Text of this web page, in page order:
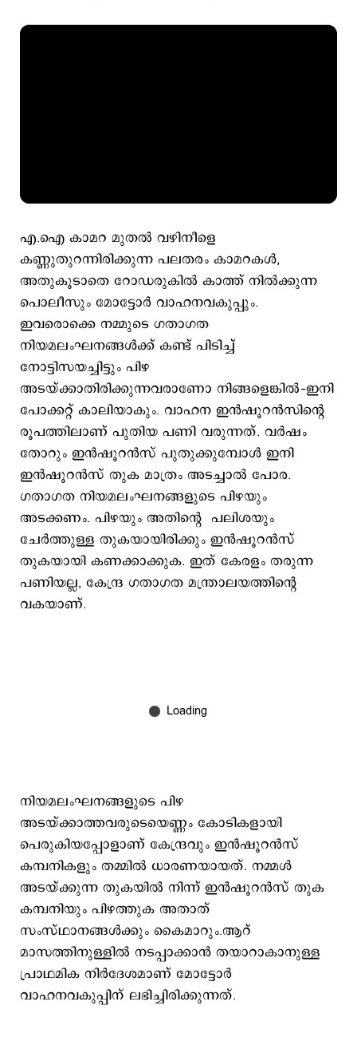
എ.ഐ കാമറ മുതല്‍ വഴിനീളെ
കണ്ണുതുറന്നിരിക്കുന്ന പലതരം കാമറകള്‍,
അതുകൂടാതെ റോഡരുകില്‍ കാത്ത് നില്‍ക്കുന്ന
പൊലീസും മോട്ടോര്‍ വാഹനവകുപ്പും.
ഇവരൊക്കെ നമ്മുടെ ഗതാഗത
നിയമലംഘനങ്ങള്‍ക്ക് കണ്ട് പിടിച്ച്
നോട്ടിസയച്ചിട്ടും പിഴ
അടയ്ക്കാതിരിക്കുന്നവരാണോ നിങ്ങളെങ്കില്‍–ഇനി
പോക്കറ്റ് കാലിയാകും. വാഹന ഇന്‍ഷൂറന്‍സിന്‍റെ
രൂപത്തിലാണ് പുതിയ പണി വരുന്നത്. വര്‍ഷം
തോറും ഇന്‍ഷൂറന്‍സ് പുതുക്കുമ്പോള്‍ ഇനി
ഇന്‍ഷൂറന്‍സ് തുക മാത്രം അടച്ചാല്‍ പോര.
ഗതാഗത നിയമലംഘനങ്ങളുടെ പിഴയും
അടക്കണം. പിഴയും അതിന്‍റെ പലിശയും
ചേര്‍ത്തുള്ള തുകയായിരിക്കും ഇന്‍ഷൂറന്‍സ്
തുകയായി കണക്കാക്കുക. ഇത് കേരളം തരുന്ന
പണിയല്ല, കേന്ദ്ര ഗതാഗത മന്ത്രാലയത്തിന്‍റെ
വകയാണ്.
നിയമലംഘനങ്ങളുടെ പിഴ
അടയ്ക്കാത്തവരുടെയെണ്ണം കോടികളായി
പെരുകിയപ്പോളാണ് കേന്ദ്രവും ഇന്‍ഷൂറന്‍സ്
കമ്പനികളും തമ്മില്‍ ധാരണയായത്. നമ്മള്‍
അടയ്ക്കുന്ന തുകയില്‍ നിന്ന് ഇന്‍ഷൂറന്‍സ് തുക
കമ്പനിയും പിഴത്തുക അതാത്
സംസ്ഥാനങ്ങള്‍ക്കും കൈമാറും.ആറ്
മാസത്തിനുള്ളില്‍ നടപ്പാക്കാന്‍ തയാറാകാനുള്ള
പ്രാഥമിക നിര്‍ദേശമാണ് മോട്ടോര്‍
വാഹനവകുപ്പിന് ലഭിച്ചിരിക്കുന്നത്.